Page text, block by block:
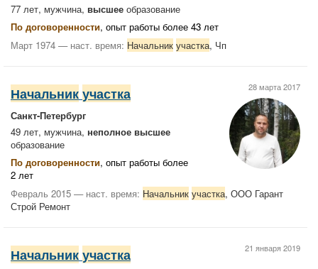
77 лет, мужчина, высшее образование
По договоренности, опыт работы более 43 лет
Март 1974 — наст. время: Начальник участка, Чп
28 марта 2017
Начальник участка
Санкт-Петербург
49 лет, мужчина, неполное высшее
образование
По договоренности, опыт работы более
2 лет
Февраль 2015 — наст. время: Начальник участка, ООО Гарант
Строй Ремонт
21 января 2019
Начальник участка